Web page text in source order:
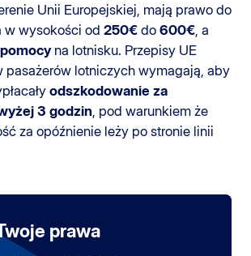
Unii Europejskiej, mają prawo do
w wysokości od 250€ do 600€ , a
na lotnisku. Przepisy UE
pasażerów lotniczych wymagają, aby
odszkodowanie za
3 godzin , pod warunkiem że
za opóźnienie leży po stronie linii
prawa